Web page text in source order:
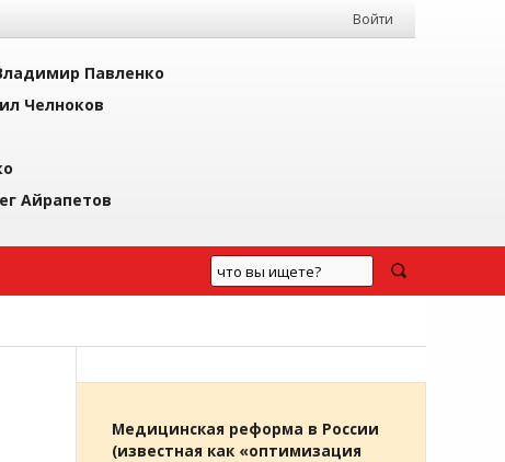
Войти
Павленко
Челноков
Айрапетов
Медицинская реформа в России
(известная как «оптимизация